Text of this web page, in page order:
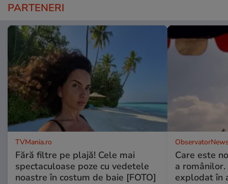
PARTENERI
TVMania.ro
Fără filtre pe plajă! Cele mai
spectaculoase poze cu vedetele
noastre în costum de baie [FOTO]
Care este
a
explodat în